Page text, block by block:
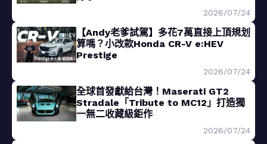
2026/07/24
【Andy老爹試駕】多花7萬直接上頂規划
算嗎？小改款Honda CR-V e:HEV
Prestige
2026/07/24
全球首發獻給台灣！Maserati GT2
Stradale「Tribute to MC12」打造獨
一無二收藏級鉅作
2026/07/24